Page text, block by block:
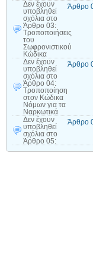
Δεν έχουν
υποβληθεί
σχόλια στο
Άρθρο 03:
Τροποποιήσεις
του
Σωφρονιστικού
Κώδικα
Άρθρο
Δεν έχουν
υποβληθεί
σχόλια στο
Άρθρο 04:
Τροποποίηση
στον Κώδικα
Νόμων για τα
Ναρκωτικά
Άρθρο
Δεν έχουν
υποβληθεί
σχόλια στο
Άρθρο 05:
Άρθρο